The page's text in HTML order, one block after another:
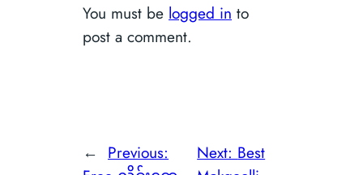
You must be logged in to
post a comment.
← Previous:
Next: Best